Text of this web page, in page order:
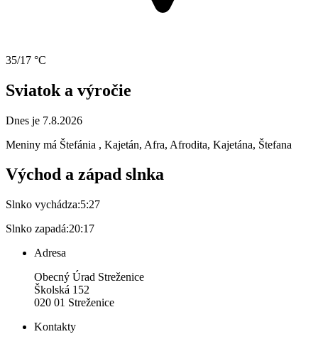
35/17 °C
Sviatok a výročie
Dnes je 7.8.2026
Meniny má Štefánia , Kajetán, Afra, Afrodita, Kajetána, Štefana
Východ a západ slnka
Slnko vychádza:5:27
Slnko zapadá:20:17
Adresa
Obecný Úrad Streženice
Školská 152
020 01 Streženice
Kontakty